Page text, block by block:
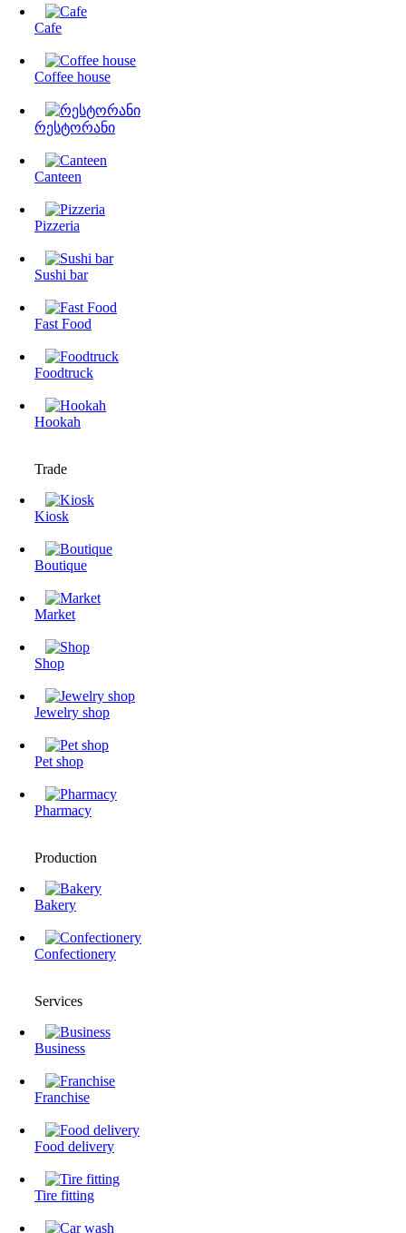
Cafe
Coffee house
რესტორანი
Canteen
Pizzeria
Sushi bar
Fast Food
Foodtruck
Hookah
Trade
Kiosk
Boutique
Market
Shop
Jewelry shop
Pet shop
Pharmacy
Production
Bakery
Confectionery
Services
Business
Franchise
Food delivery
Tire fitting